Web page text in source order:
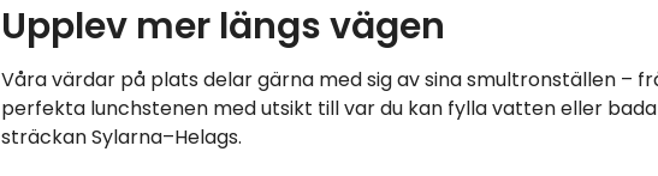
Upplev mer längs vägen
Våra värdar på plats delar gärna med sig av sina smultronställen –
perfekta lunchstenen med utsikt till var du kan fylla vatten eller
sträckan Sylarna–Helags.